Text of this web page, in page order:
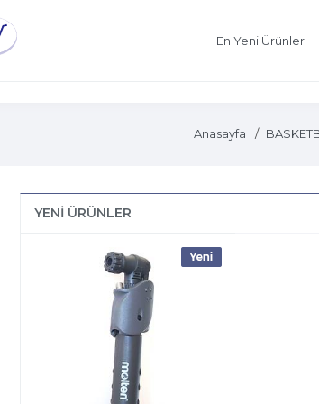
En Yeni Ürünler
Anasayfa
YENI ÜRÜNLER